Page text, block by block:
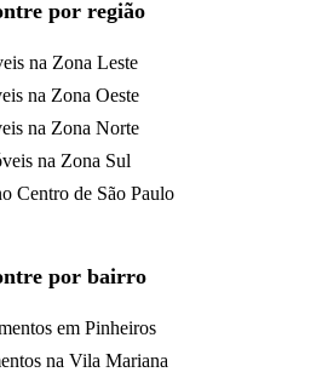
por região
na Zona Leste
na Zona Oeste
na Zona Norte
na Zona Sul
Centro de São Paulo
por bairro
em Pinheiros
na Vila Mariana